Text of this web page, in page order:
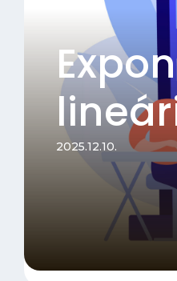
2025.12.10.